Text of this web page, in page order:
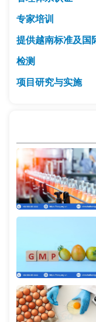
专家培训
提供越南标准及国
检测
项目研究与实施